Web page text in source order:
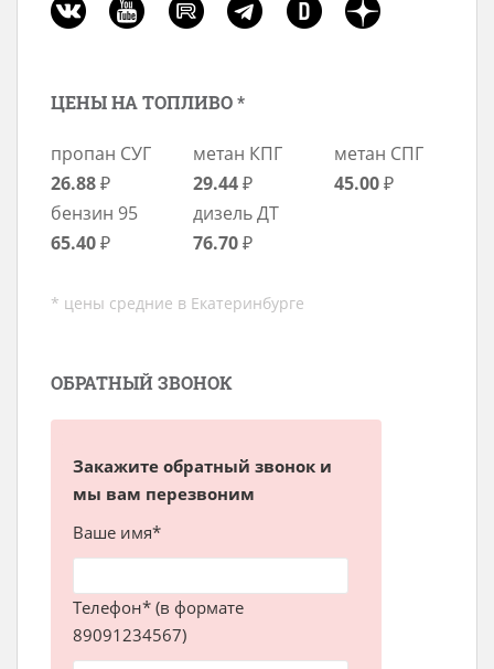
ЦЕНЫ НА ТОПЛИВО *
пропан СУГ
26.88₽
метан КПГ
29.44₽
метан СПГ
45.00₽
бензин 95
65.40₽
дизель ДТ
76.70₽
* цены средние в Екатеринбурге
ОБРАТНЫЙ ЗВОНОК
Закажите обратный звонок и
мы вам перезвоним
Ваше имя*
Телефон* (в формате
89091234567)